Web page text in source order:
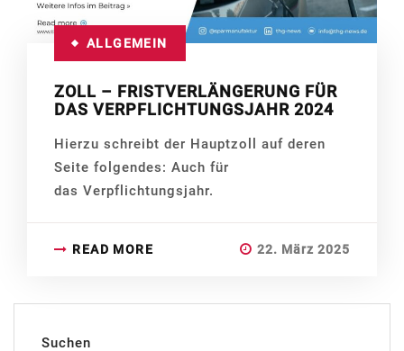
ALLGEMEIN
ZOLL – FRISTVERLÄNGERUNG FÜR
DAS VERPFLICHTUNGSJAHR 2024
Hierzu schreibt der Hauptzoll auf deren
Seite folgendes: Auch für
das Verpflichtungsjahr.
READ MORE 22. März 2025
Suchen